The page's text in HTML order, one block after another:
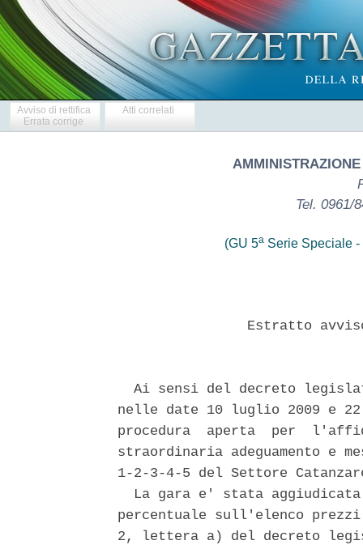
Avviso di rettifica
Errata corrige
Atti correlati
Tel. 0961/
(GU 5aSerie Speciale -
Estratto
Ai sensi del decreto
nelle date 10 luglio 2009 e
procedura  aperta  per
straordinaria adeguamento e
1-2-3-4-5 del Settore
La gara e' stata
percentuale sull'elenco
2, lettera a) del decreto